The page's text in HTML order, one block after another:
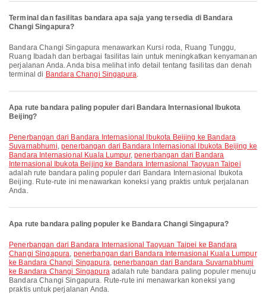
Terminal dan fasilitas bandara apa saja yang tersedia di Bandara
Changi Singapura?
Bandara Changi Singapura menawarkan Kursi roda, Ruang Tunggu,
Ruang Ibadah dan berbagai fasilitas lain untuk meningkatkan kenyamanan
perjalanan Anda. Anda bisa melihat info detail tentang fasilitas dan denah
terminal di Bandara Changi Singapura.
Apa rute bandara paling populer dari Bandara Internasional Ibukota
Beijing?
penerbangan dari Bandara Internasional Ibukota Beijing ke Bandara
Suvarnabhumi, penerbangan dari Bandara Internasional Ibukota Beijing ke
Bandara Internasional Kuala Lumpur,penerbangan dari Bandara
Internasional Ibukota Beijing ke Bandara Internasional Taoyuan Taipei
adalah rute bandara paling populer dari Bandara Internasional Ibukota
Beijing. Rute-rute ini menawarkan koneksi yang praktis untuk perjalanan
Anda.
Apa rute bandara paling populer ke Bandara Changi Singapura?
penerbangan dari Bandara Internasional Taoyuan Taipei ke Bandara
Changi Singapura, penerbangan dari Bandara Internasional Kuala Lumpur
ke Bandara Changi Singapura,penerbangan dari Bandara Suvarnabhumi
ke Bandara Changi Singapuraadalah rute bandara paling populer menuju
Bandara Changi Singapura. Rute-rute ini menawarkan koneksi yang
praktis untuk perjalanan Anda.